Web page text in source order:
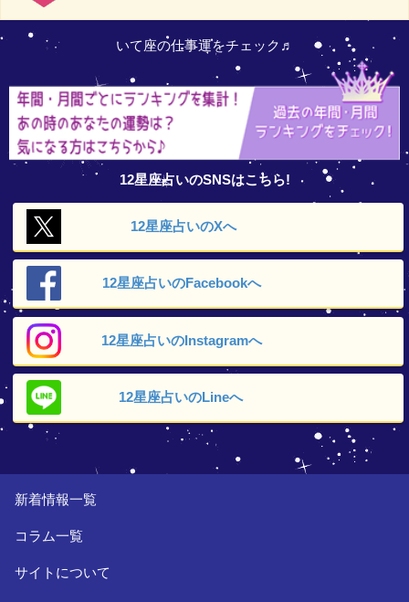
いて座の仕事運をチェック♬
12星座占いのSNSはこちら!
12星座占いのXへ
12星座占いのFacebookへ
12星座占いのInstagramへ
12星座占いのLineへ
新着情報一覧
コラム一覧
サイトについて